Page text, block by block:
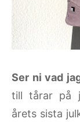
Ser ni vad
till tårar på
årets sista